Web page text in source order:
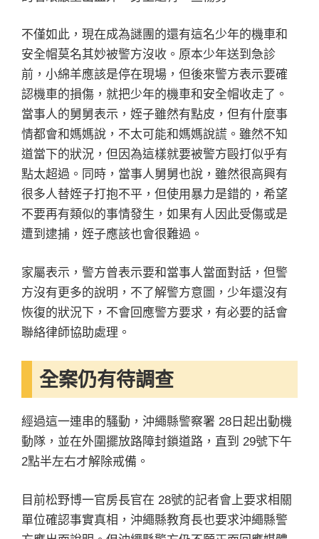
不僅如此，現在成為謎團的還有這名少年的機車和
安全帽莫名其妙被警方沒收。原本少年送到急診
前，小綿羊應該是停在現場，但後來警方表示要確
認機車的損傷，就把少年的機車和安全帽收走了。
當事人的舅舅表示，姪子雖然有點皮，但有什麼事
情都會和媽媽說，不太可能和媽媽說謊。雖然不知
道當下的狀況，但因為這樣就要被警方毆打似乎有
點太超過。同時，當事人舅舅也說，雖然很高興有
很多人替姪子打抱不平，但使用暴力是錯的，希望
不要再有類似的事情發生，如果有人因此受傷或是
遭到逮捕，姪子應該也會很難過。
家屬表示，警方曾表示要和當事人當面對話，但警
方沒有更多的說明，不了解警方意圖，少年還沒有
恢復的狀況下，不會回應警方要求，有必要的話會
聯絡律師協助處理。
全案仍有待調查
經過這一連串的騷動，沖繩縣警察署 28日起出動機
動隊，並在外圍擺放路障封鎖道路，直到 29號下午
2點半左右才解除戒備。
目前松野博一官房長官在 28號的記者會上要求相關
單位確認事實真相，沖繩縣教育長也要求沖繩縣警